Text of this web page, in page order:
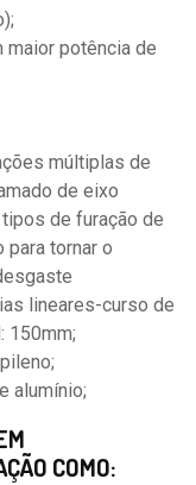
maior potência de
múltiplas de
de eixo
de furação de
para tornar o
lineares-curso de
150mm;
alumínio;
COMO: